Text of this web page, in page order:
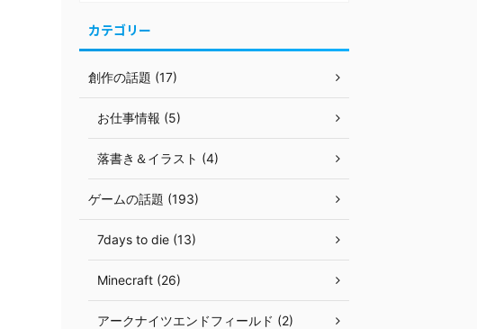
カテゴリー
創作の話題 (17)
お仕事情報 (5)
落書き＆イラスト (4)
ゲームの話題 (193)
7days to die (13)
Minecraft (26)
アークナイツエンドフィールド (2)